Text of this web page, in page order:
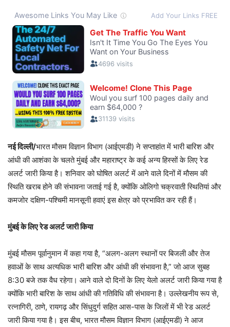
नई दिल्ली/भारत मौसम विज्ञान विभाग (आईएमडी) ने सप्ताहांत में भारी बारिश और
आंधी की आशंका के चलते मुंबई और महाराष्ट्र के कई अन्य हिस्सों के लिए रेड
अलर्ट जारी किया है। शनिवार को घोषित अलर्ट में आने वाले दिनों में मौसम की
स्थिति खराब होने की संभावना जताई गई है, क्योंकि ओलिगो चक्रवाती स्थितियां और
कमजोर दक्षिण-पश्चिमी मानसूनी हवाएं इस क्षेत्र को प्रभावित कर रही हैं।
मुंबई के लिए रेड अलर्ट जारी किया
मुंबई मौसम पूर्वानुमान में कहा गया है, “अलग-अलग स्थानों पर बिजली और तेज
हवाओं के साथ अत्यधिक भारी बारिश और आंधी की संभावना है,” जो आज सुबह
8:30 बजे तक वैध रहेगा। आने वाले दो दिनों के लिए येलो अलर्ट जारी किया गया है
क्योंकि भारी बारिश के साथ आंधी की गतिविधि की संभावना है। उल्लेखनीय रूप से,
रत्नागिरी, ठाणे, रायगढ़ और सिंधुदुर्ग सहित आस-पास के जिलों में भी रेड अलर्ट
जारी किया गया है। इस बीच, भारत मौसम विज्ञान विभाग (आईएमडी) ने आज